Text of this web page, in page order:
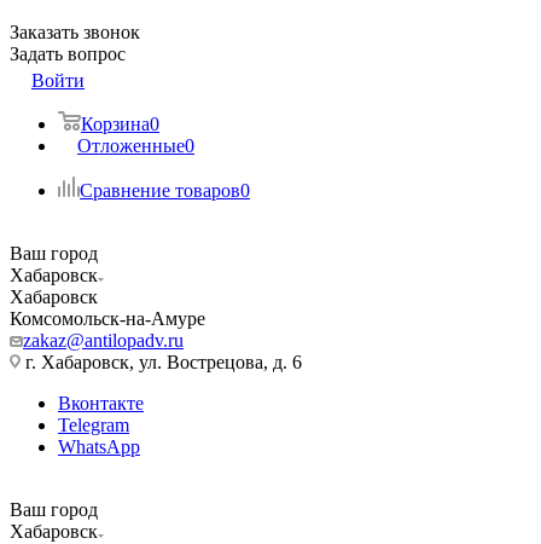
Заказать звонок
Задать вопрос
Войти
Корзина0
Отложенные0
Сравнение товаров0
Ваш город
Хабаровск
Хабаровск
Комсомольск-на-Амуре
zakaz@antilopadv.ru
г. Хабаровск, ул. Вострецова, д. 6
Вконтакте
Telegram
WhatsApp
Ваш город
Хабаровск